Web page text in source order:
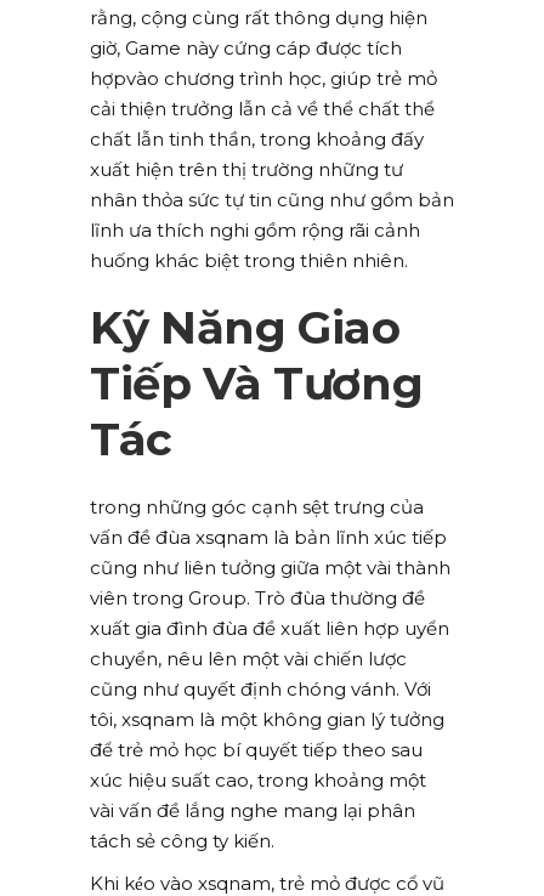
rằng, cộng cùng rất thông dụng hiện
giờ, Game này cứng cáp được tích
hợpvào chương trình học, giúp trẻ mỏ
cải thiện trưởng lẫn cả về thể chất thể
chất lẫn tinh thần, trong khoảng đấy
xuất hiện trên thị trường những tư
nhân thỏa sức tự tin cũng như gồm bản
lĩnh ưa thích nghi gồm rộng rãi cảnh
huống khác biệt trong thiên nhiên.
Kỹ Năng Giao
Tiếp Và Tương
Tác
trong những góc cạnh sệt trưng của
vấn đề đùa xsqnam là bản lĩnh xúc tiếp
cũng như liên tưởng giữa một vài thành
viên trong Group. Trò đùa thường đề
xuất gia đình đùa đề xuất liên hợp uyển
chuyển, nêu lên một vài chiến lược
cũng như quyết định chóng vánh. Với
tôi, xsqnam là một không gian lý tưởng
để trẻ mỏ học bí quyết tiếp theo sau
xúc hiệu suất cao, trong khoảng một
vài vấn đề lắng nghe mang lại phân
tách sẻ công ty kiến.
Khi kéo vào xsqnam, trẻ mỏ được cổ vũ